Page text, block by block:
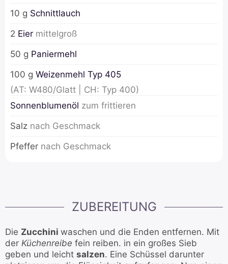
10 g Schnittlauch
2 Eier mittelgroß
50 g Paniermehl
100 g Weizenmehl Typ 405
(AT: W480/Glatt | CH: Typ 400)
Sonnenblumenöl zum frittieren
Salz nach Geschmack
Pfeffer nach Geschmack
ZUBEREITUNG
Die Zucchini waschen und die Enden entfernen. Mit
der Küchenreibe fein reiben. in ein großes Sieb
geben und leicht salzen. Eine Schüssel darunter